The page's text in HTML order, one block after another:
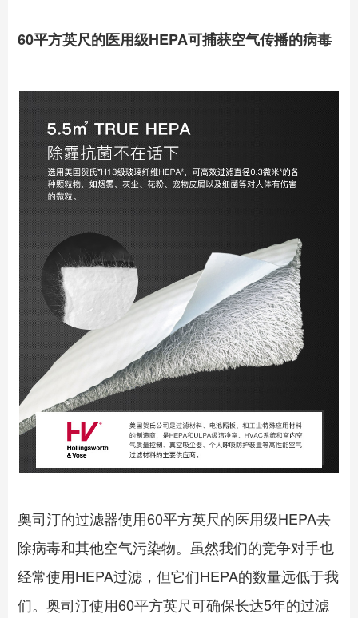
60平方英尺的医用级HEPA可捕获空气传播的病毒
奥司汀的过滤器使用60平方英尺的医用级HEPA去
除病毒和其他空气污染物。虽然我们的竞争对手也
经常使用HEPA过滤，但它们HEPA的数量远低于我
们。奥司汀使用60平方英尺可确保长达5年的过滤